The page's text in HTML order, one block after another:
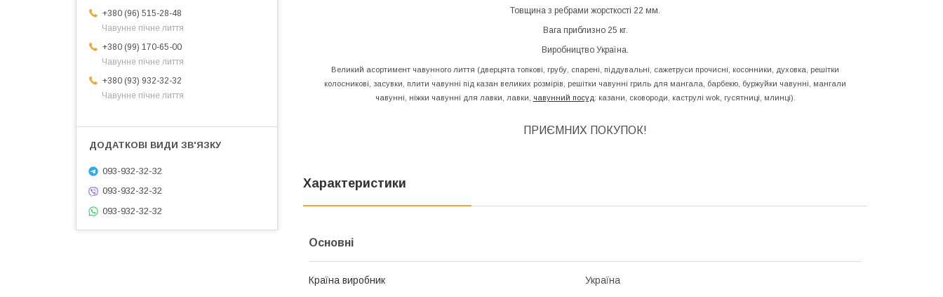
Товщина з ребрами жорсткості 22 мм.
Вага приблизно 25 кг.
Виробництво Україна.
Великий асортимент чавунного лиття (дверцята топкові, грубу, спарені, піддувальні, сажетруси прочисні, косонники, духовка, решітки
колосникові, засувки, плити чавунні під казан великих розмірів, решітки чавунні гриль для мангала, барбекю, буржуйки чавунні, мангали
чавунні, ніжки чавунні для лавки, лавки,
чавунний посуд: казани, сковороди, каструлі wok, гусятниці, млинці).
ПРИЄМНИХ ПОКУПОК!
Характеристики
Основні
Країна виробник Україна
+380 (96) 515-28-48
Чавунне пічне лиття
+380 (99) 170-65-00
Чавунне пічне лиття
+380 (93) 932-32-32
Чавунне пічне лиття
093-932-32-32
093-932-32-32
093-932-32-32